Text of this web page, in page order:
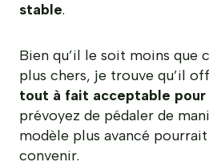
stable.
Bien qu’il le soit moins que
plus chers, je trouve qu’il
tout à fait acceptable pour
prévoyez de pédaler de
modèle plus avancé
convenir.